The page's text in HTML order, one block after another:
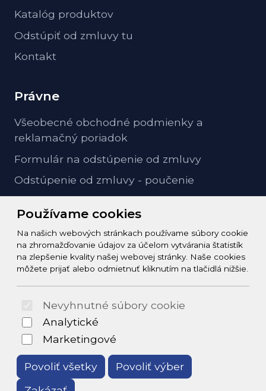
Používame cookies
Na našich webových stránkach používame súbory cookie
na zhromažďovanie údajov za účelom vytvárania štatistík
na zlepšenie kvality našej webovej stránky. Naše cookies
môžete prijať alebo odmietnuť kliknutím na tlačidlá nižšie.
Nevyhnutné súbory cookie
Analytické
Marketingové
Povoliť všetky
Povoliť výber
Katalóg produktov
Odstúpiť od zmluvy tu
Kontakt
Právne
Všeobecné obchodné podmienky a
reklamačný poriadok
Formulár na odstúpenie od zmluvy
Odstúpenie od zmluvy - poučenie
Kontakt
info@zeleziarstvo-majster.sk
+421456812908
© 2026 Arrabella s.r.o., mayabella s.r.o., Všetky práva
Hosting: